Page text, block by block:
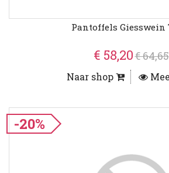
Pantoffels Giesswein
€ 58,20€ 64,65
Naar shop
-20%